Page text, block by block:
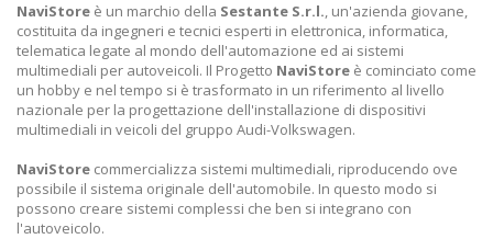
NaviStore è un marchio della Sestante S.r.l., un'azienda giovane,
costituita da ingegneri e tecnici esperti in elettronica, informatica,
telematica legate al mondo dell'automazione ed ai sistemi
multimediali per autoveicoli. Il Progetto NaviStore è cominciato come
un hobby e nel tempo si è trasformato in un riferimento al livello
nazionale per la progettazione dell'installazione di dispositivi
multimediali in veicoli del gruppo Audi-Volkswagen.
NaviStore commercializza sistemi multimediali, riproducendo ove
possibile il sistema originale dell'automobile. In questo modo si
possono creare sistemi complessi che ben si integrano con
l'autoveicolo.